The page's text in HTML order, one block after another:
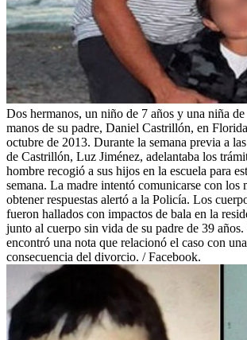
Dos hermanos, un niño de 7 años y una niña
manos de su padre, Daniel Castrillón, en
octubre de 2013. Durante la semana previa a
de Castrillón, Luz Jiménez, adelantaba los
hombre recogió a sus hijos en la escuela para
semana. La madre intentó comunicarse con los
obtener respuestas alertó a la Policía. Los
fueron hallados con impactos de bala en la
junto al cuerpo sin vida de su padre de 39 años.
encontró una nota que relacionó el caso con
consecuencia del divorcio. / Facebook.